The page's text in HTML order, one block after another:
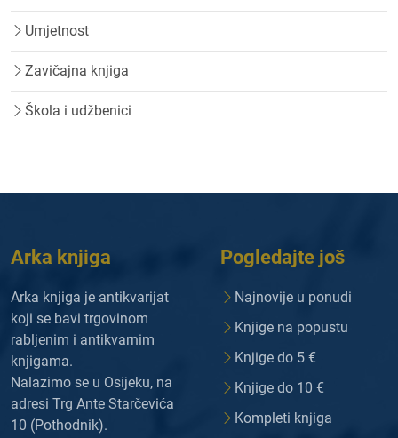
Umjetnost
Zavičajna knjiga
Škola i udžbenici
Arka knjiga
Arka knjiga je antikvarijat
koji se bavi trgovinom
rabljenim i antikvarnim
knjigama.
Nalazimo se u Osijeku, na
adresi Trg Ante Starčevića
10 (Pothodnik).
Pogledajte još
Najnovije u ponudi
Knjige na popustu
Knjige do 5 €
Knjige do 10 €
Kompleti knjiga